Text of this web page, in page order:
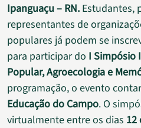
Ipanguaçu – RN. Estudantes,
representantes de
populares já podem se
para participar do I Simpósio
Popular, Agroecologia e
programação, o evento
Educação do Campo. O
virtualmente entre os dias 12